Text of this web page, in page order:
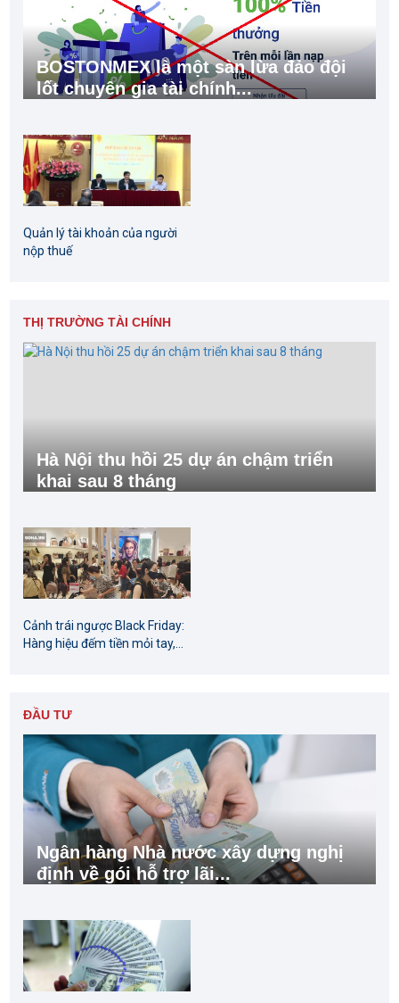
BOSTONMEX là một sàn lừa đảo đội
lốt chuyên gia tài chính...
Quản lý tài khoản của người
nộp thuế
THỊ TRƯỜNG TÀI CHÍNH
Hà Nội thu hồi 25 dự án chậm triển
khai sau 8 tháng
Cảnh trái ngược Black Friday:
Hàng hiệu đếm tiền mỏi tay,...
ĐẦU TƯ
Ngân hàng Nhà nước xây dựng nghị
định về gói hỗ trợ lãi...